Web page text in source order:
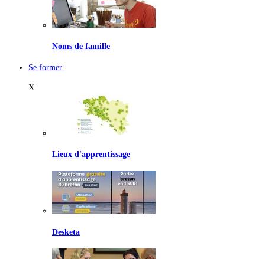
Noms de famille
Se former
X
Lieux d'apprentissage
Desketa